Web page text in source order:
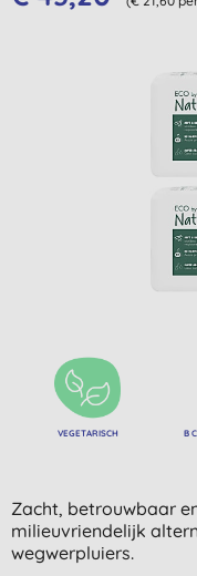
VEGETARISCH
B
Zacht, betrouwbaar
milieuvriendelijk
wegwerpluiers.